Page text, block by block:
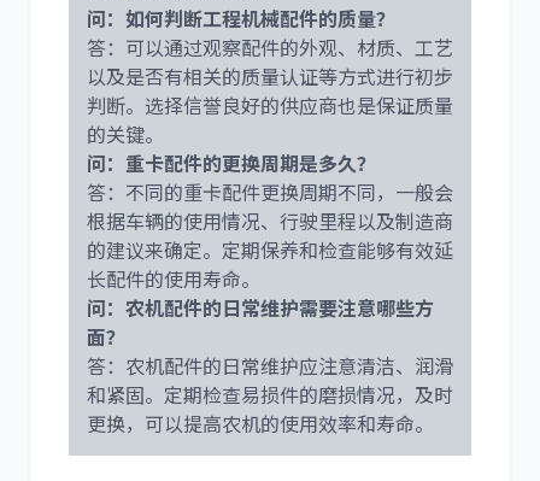
问：如何判断工程机械配件的质量？
答：可以通过观察配件的外观、材质、工艺
以及是否有相关的质量认证等方式进行初步
判断。选择信誉良好的供应商也是保证质量
的关键。
问：重卡配件的更换周期是多久？
答：不同的重卡配件更换周期不同，一般会
根据车辆的使用情况、行驶里程以及制造商
的建议来确定。定期保养和检查能够有效延
长配件的使用寿命。
问：农机配件的日常维护需要注意哪些方
面？
答：农机配件的日常维护应注意清洁、润滑
和紧固。定期检查易损件的磨损情况，及时
更换，可以提高农机的使用效率和寿命。